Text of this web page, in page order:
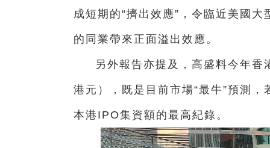
成短期的“擠出效應”，令臨近美國
的同業帶來正面溢出效應。
另外報告亦提及，高盛料今年
港元），既是目前市場“最牛”預測
本港IPO集資額的最高紀錄。